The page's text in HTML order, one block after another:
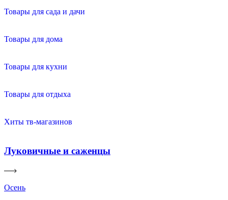
Товары для сада и дачи
Товары для дома
Товары для кухни
Товары для отдыха
Хиты тв-магазинов
Луковичные и саженцы
Осень